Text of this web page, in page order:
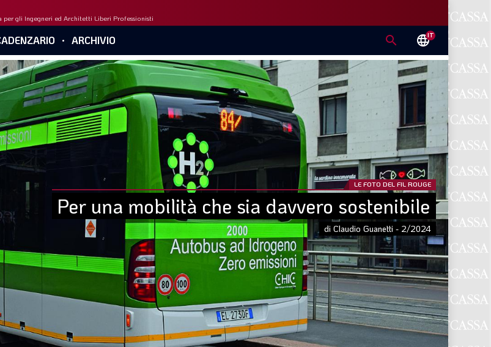
per gli Ingegneri ed Architetti Liberi Professionisti
ARCHIVIO search languageIT
LE FOTO DEL FIL ROUGE
Per una mobilità che sia davvero sostenibile
di Claudio Guanetti - 2/2024